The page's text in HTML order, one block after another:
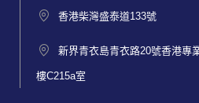
香港柴灣盛泰道133號
新界青衣島青衣路20號香港專
樓C215a室